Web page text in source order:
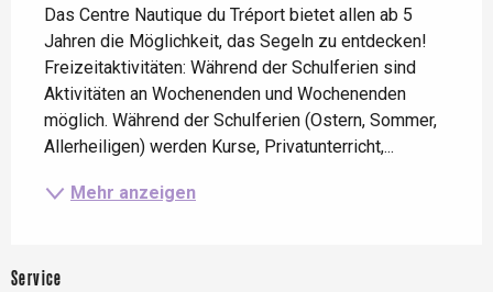
Das Centre Nautique du Tréport bietet allen ab 5
Jahren die Möglichkeit, das Segeln zu entdecken!
Freizeitaktivitäten: Während der Schulferien sind
Aktivitäten an Wochenenden und Wochenenden
möglich. Während der Schulferien (Ostern, Sommer,
Allerheiligen) werden Kurse, Privatunterricht,...
Mehr anzeigen
Service